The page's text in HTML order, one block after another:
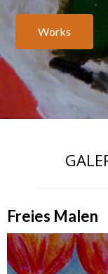
Works
Freies Malen